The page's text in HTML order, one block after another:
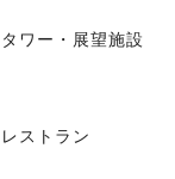
タワー・展望施設
レストラン